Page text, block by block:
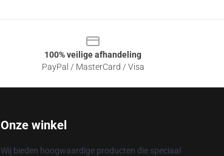
100% veilige afhandeling
PayPal / MasterCard / Visa
Onze winkel
Wij bieden hoogwaardige producten die speciaal